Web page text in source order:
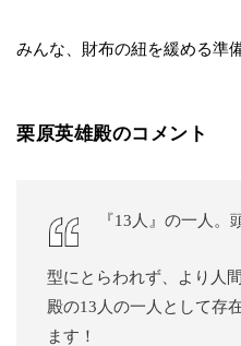
みんな、財布の紐を緩める準
栗原英雄殿のコメント
『13人』の一人。
型にとらわれず、より人
殿の13人の一人として存
ます！